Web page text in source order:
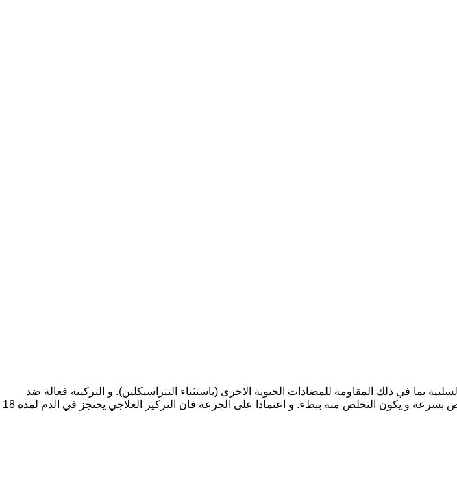
بما في ذلك المقاومة للمضادات الحيوية الاخرى (باستثناء التتراسيكلين). و التركيبة فعالة ضد
الركتسيا, الميكوبلازما و منشطات الطيورية و الببغائية, و التراخوما, و بعض الاوليات. و الدوكسيسيكلين يمتص بسرعة و يكون التخلص منه ببطء. و اعتمادا على الجرعة فان التركيز العلاجي يحتجز في الدم لمدة 18